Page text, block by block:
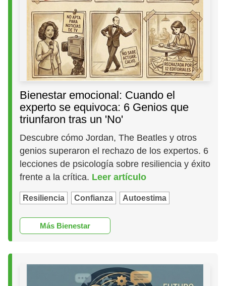
Bienestar emocional: Cuando el
experto se equivoca: 6 Genios que
triunfaron tras un 'No'
Descubre cómo Jordan, The Beatles y otros
genios superaron el rechazo de los expertos. 6
lecciones de psicología sobre resiliencia y éxito
frente a la crítica. Leer artículo
Resiliencia Confianza Autoestima
Más Bienestar